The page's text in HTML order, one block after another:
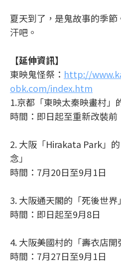
夏天到了，是鬼故事的季
汗吧。
【延伸資訊】
東映鬼怪祭： http://
obk.com/index.htm
1.京都「東映太秦映畫村」
時間：即日起至重新改裝前
2. 大阪「Hirakata Park」
念」
時間：7月20日至9月1日
3. 大阪通天閣的「死後世界」
時間：即日起至9月8日
4. 大阪美國村的「壽衣店開
時間：7月27日至9月1日